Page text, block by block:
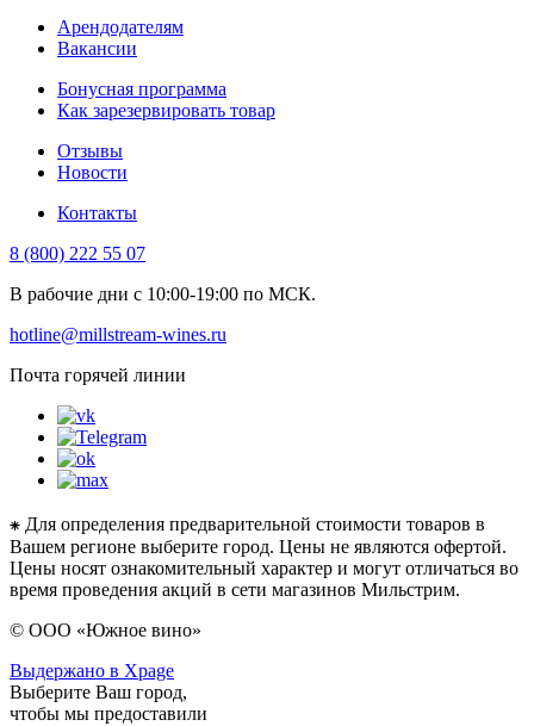
Арендодателям
Вакансии
Бонусная программа
Как зарезервировать товар
Отзывы
Новости
Контакты
8 (800) 222 55 07
В рабочие дни с 10:00-19:00 по МСК.
hotline@millstream-wines.ru
Почта горячей линии
⁕ Для определения предварительной стоимости товаров в
Вашем регионе выберите город. Цены не являются офертой.
Цены носят ознакомительный характер и могут отличаться во
время проведения акций в сети магазинов Мильстрим.
© ООО «Южное вино»
Выдержано в Xpage
Выберите Ваш город,
чтобы мы предоставили